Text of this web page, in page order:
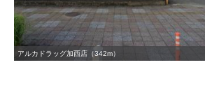
アルカドラッグ加西店（342m）